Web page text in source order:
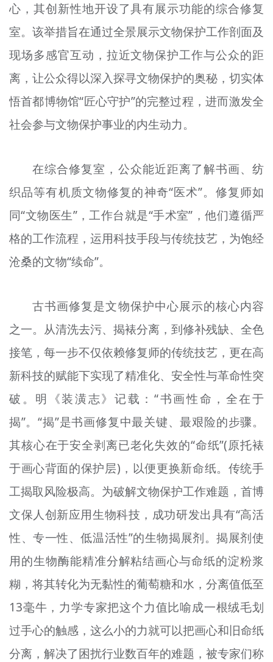
心，其创新性地开设了具有展示功能的综合修复
室。该举措旨在通过全景展示文物保护工作剖面及
现场多感官互动，拉近文物保护工作与公众的距
离，让公众得以深入探寻文物保护的奥秘，切实体
悟首都博物馆“匠心守护”的完整过程，进而激发全
社会参与文物保护事业的内生动力。
在综合修复室，公众能近距离了解书画、纺
织品等有机质文物修复的神奇“医术”。修复师如
同“文物医生”，工作台就是“手术室”，他们遵循严
格的工作流程，运用科技手段与传统技艺，为饱经
沧桑的文物“续命”。
古书画修复是文物保护中心展示的核心内容
之一。从清洗去污、揭裱分离，到修补残缺、全色
接笔，每一步不仅依赖修复师的传统技艺，更在高
新科技的赋能下实现了精准化、安全性与革命性突
破。明《装潢志》记载：“书画性命，全在于
揭”。“揭”是书画修复中最关键、最艰险的步骤。
其核心在于安全剥离已老化失效的“命纸”(原托裱
于画心背面的保护层)，以便更换新命纸。传统手
工揭取风险极高。为破解文物保护工作难题，首博
文保人创新应用生物科技，成功研发出具有“高活
性、专一性、低温活性”的生物揭展剂。揭展剂使
用的生物酶能精准分解粘结画心与命纸的淀粉浆
糊，将其转化为无黏性的葡萄糖和水，分离值低至
13毫牛，力学专家把这个力值比喻成一根绒毛划
过手心的触感，这么小的力就可以把画心和旧命纸
分离，解决了困扰行业数百年的难题，被专家们称